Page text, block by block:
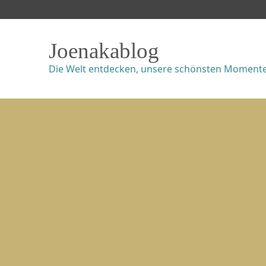
Joenakablog
Die Welt entdecken, unsere schönsten